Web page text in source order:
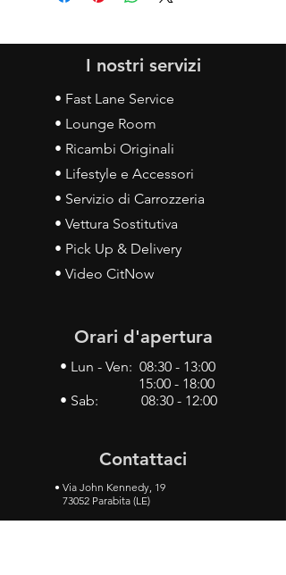
I nostri servizi
• Fast Lane Service
• Lounge Room
• Ricambi Originali
• Lifestyle e Accessori
• Servizio di Carrozzeria
• Vettura Sostitutiva
• Pick Up & Delivery
• Video CitNow
Orari d'apertura
• Lun - Ven: 08:30 - 13:00
15:00 - 18:00
• Sab: 08:30 - 12:00
Contattaci
• Via John Kennedy, 19
73052 Parabita (LE)